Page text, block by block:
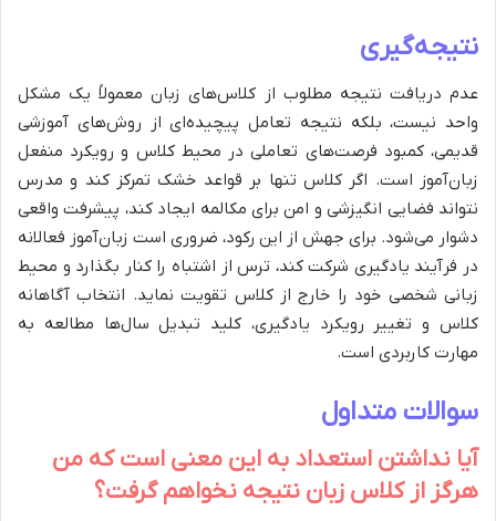
نتیجه‌گیری
عدم دریافت نتیجه مطلوب از کلاس‌های زبان معمولاً یک مشکل
واحد نیست، بلکه نتیجه تعامل پیچیده‌ای از روش‌های آموزشی
قدیمی، کمبود فرصت‌های تعاملی در محیط کلاس و رویکرد منفعل
زبان‌آموز است. اگر کلاس تنها بر قواعد خشک تمرکز کند و مدرس
نتواند فضایی انگیزشی و امن برای مکالمه ایجاد کند، پیشرفت واقعی
دشوار می‌شود. برای جهش از این رکود، ضروری است زبان‌آموز فعالانه
در فرآیند یادگیری شرکت کند، ترس از اشتباه را کنار بگذارد و محیط
زبانی شخصی خود را خارج از کلاس تقویت نماید. انتخاب آگاهانه
کلاس و تغییر رویکرد یادگیری، کلید تبدیل سال‌ها مطالعه به
مهارت کاربردی است.
سوالات متداول
آیا نداشتن استعداد به این معنی است که من
هرگز از کلاس زبان نتیجه نخواهم گرفت؟